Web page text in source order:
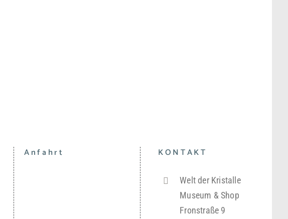
Anfahrt KONTAKT
Welt der Kristalle
Museum & Shop
Fronstraße 9